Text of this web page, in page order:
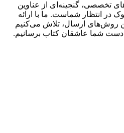
تخصصی، گنجینه‌ای از عناوین
در انتظار شماست. ما با ارائه
روش‌های ارسال، تلاش می‌کنیم
دست شما عاشقان کتاب برسانیم.